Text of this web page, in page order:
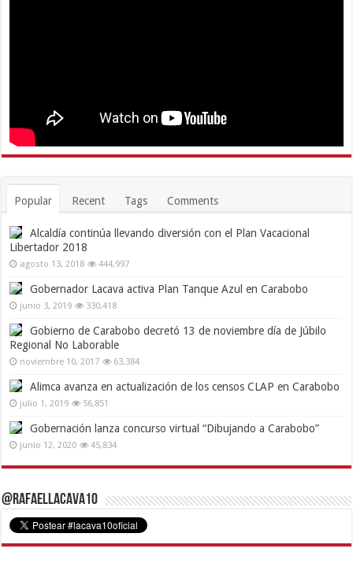
Popular Recent Tags Comments
Alcaldía continúa llevando diversión con el Plan Vacacional
Libertador 2018
agosto 13, 2018 444,997
Gobernador Lacava activa Plan Tanque Azul en Carabobo
junio 3, 2019 330,418
Gobierno de Carabobo decretó 13 de noviembre día de Júbilo
Regional No Laborable
noviembre 10, 2017 63,384
Alimca avanza en actualización de los censos CLAP en Carabobo
julio 1, 2019 56,851
Gobernación lanza concurso virtual “Dibujando a Carabobo”
junio 12, 2020 45,834
@RafaelLacava10